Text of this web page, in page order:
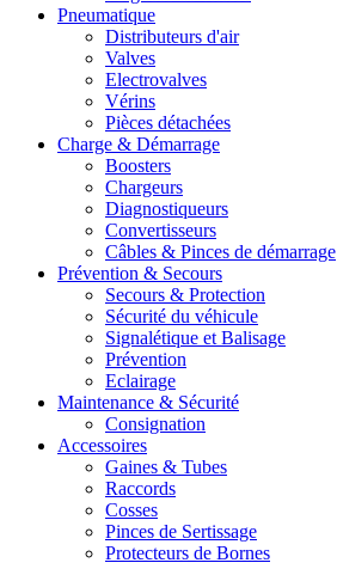
Pneumatique
Distributeurs d'air
Valves
Electrovalves
Vérins
Pièces détachées
Charge & Démarrage
Boosters
Chargeurs
Diagnostiqueurs
Convertisseurs
Câbles & Pinces de démarrage
Prévention & Secours
Secours & Protection
Sécurité du véhicule
Signalétique et Balisage
Prévention
Eclairage
Maintenance & Sécurité
Consignation
Accessoires
Gaines & Tubes
Raccords
Cosses
Pinces de Sertissage
Protecteurs de Bornes